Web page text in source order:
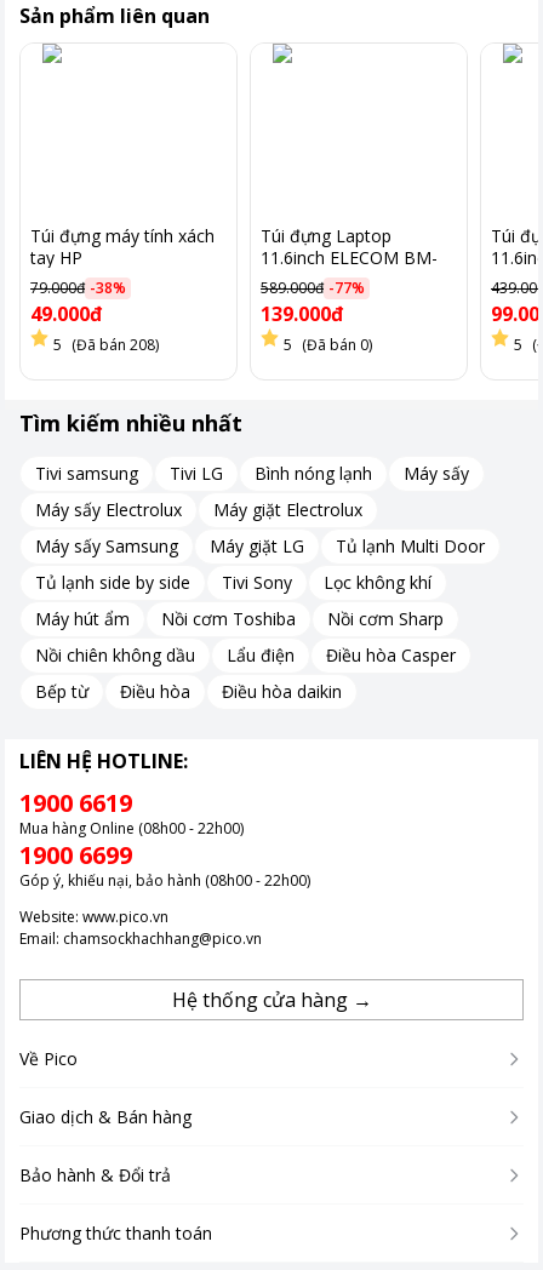
Sản phẩm liên quan
Túi đựng máy tính xách
tay HP
79.000đ -38%
49.000đ
5 (Đã bán 208)
Túi đựng Laptop
11.6inch ELECOM BM-
IBPT11BK
589.000đ -77%
139.000đ
5 (Đã bán 0)
Túi
5
Tìm kiếm nhiều nhất
Tivi samsung Tivi LG Bình nóng lạnh
Máy sấy
Máy sấy Electrolux
Máy giặt Electrolux
Máy sấy Samsung
Máy giặt LG
Tủ lạnh Multi Door
Tủ lạnh side by side
Tivi Sony
Lọc không khí
Máy hút ẩm
Nồi cơm Toshiba
Nồi cơm Sharp
Nồi chiên không dầu
Lẩu điện
Điều hòa Casper
Bếp từ
Điều hòa Điều hòa daikin
LIÊN HỆ HOTLINE:
1900 6619
Mua hàng Online (08h00 - 22h00)
1900 6699
Góp ý, khiếu nại, bảo hành (08h00 - 22h00)
Website: www.pico.vn
Email: chamsockhachhang@pico.vn
Hệ thống cửa hàng →
Về Pico
Giao dịch & Bán hàng
Bảo hành & Đổi trả
Phương thức thanh toán